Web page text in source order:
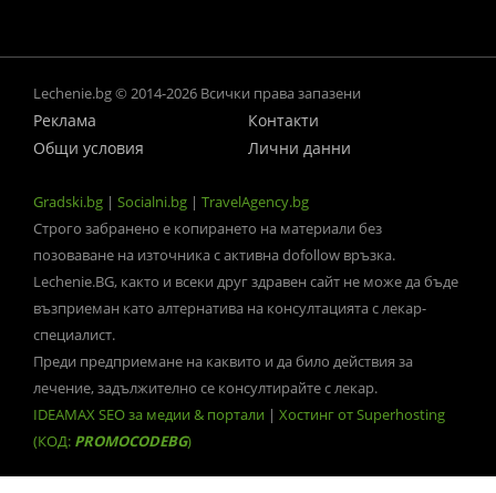
Lechenie.bg © 2014-2026 Всички права запазени
Реклама
Контакти
Общи условия
Лични данни
Gradski.bg | Socialni.bg | TravelAgency.bg
Строго забранено е копирането на материали без
позоваване на източника с активна dofollow връзка.
Lechenie.BG, както и всеки друг здравен сайт не може да бъде
възприеман като алтернатива на консултацията с лекар-
специалист.
Преди предприемане на каквито и да било действия за
лечение, задължително се консултирайте с лекар.
IDEAMAX SEO за медии & портали | Хостинг от Superhosting
(КОД: PROMOCODEBG)